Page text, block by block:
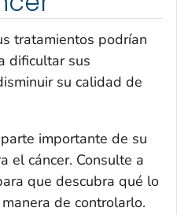
tratamientos podrían
dificultar sus
su calidad de
importante de su
el cáncer. Consulte a
que descubra qué lo
de controlarlo.